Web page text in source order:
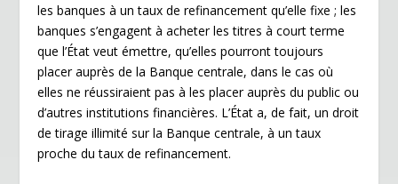
les banques à un taux de refinancement qu’elle fixe ; les
banques s’engagent à acheter les titres à court terme
que l’État veut émettre, qu’elles pourront toujours
placer auprès de la Banque centrale, dans le cas où
elles ne réussiraient pas à les placer auprès du public ou
d’autres institutions financières. L’État a, de fait, un droit
de tirage illimité sur la Banque centrale, à un taux
proche du taux de refinancement.